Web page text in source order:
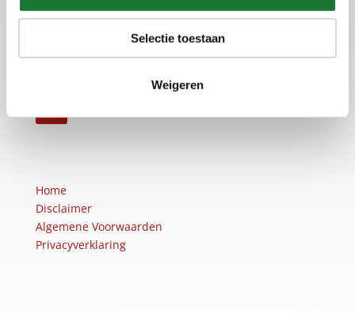
Selectie toestaan
Weigeren
4782 SK Moerdijk
Tel: +31 (0)88-50 12 200
info@sellon.nl
Home
Disclaimer
Algemene Voorwaarden
Privacyverklaring